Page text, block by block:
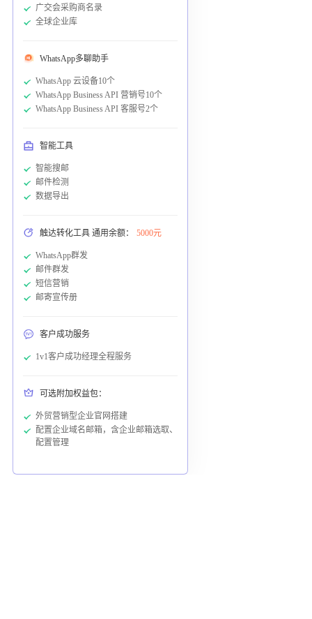
广交会采购商名录
全球企业库
WhatsApp多聊助手
WhatsApp 云设备10个
WhatsApp Business API 营销号10个
WhatsApp Business API 客服号2个
智能工具
智能搜邮
邮件检测
数据导出
触达转化工具 通用余额： 5000元
WhatsApp群发
邮件群发
短信营销
邮寄宣传册
客户成功服务
1v1客户成功经理全程服务
可选附加权益包：
外贸营销型企业官网搭建
配置企业域名邮箱，含企业邮箱选取、
配置管理